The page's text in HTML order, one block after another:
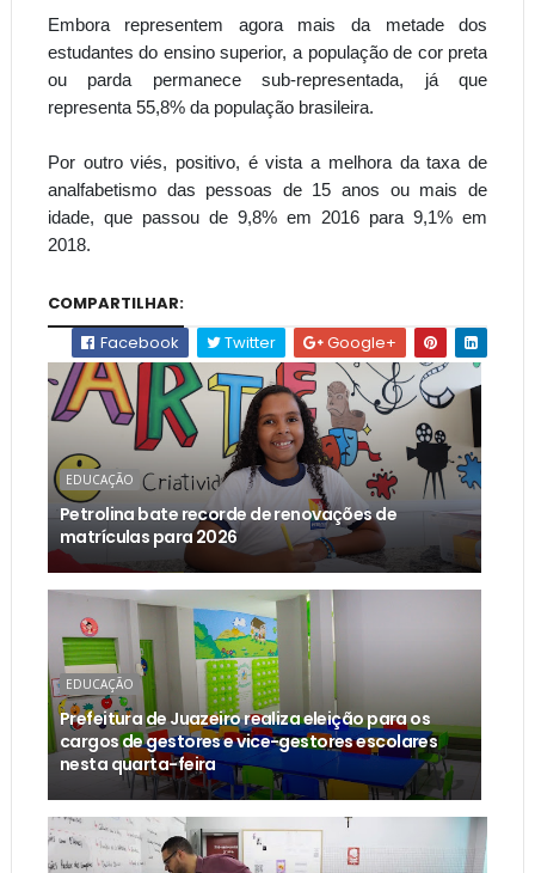
Embora representem agora mais da metade dos
estudantes do ensino superior, a população de cor preta
ou parda permanece sub-representada, já que
representa 55,8% da população brasileira.
Por outro viés, positivo, é vista a melhora da taxa de
analfabetismo das pessoas de 15 anos ou mais de
idade, que passou de 9,8% em 2016 para 9,1% em
2018.
COMPARTILHAR:
Facebook
Twitter Google+
EDUCAÇÃO
Petrolina bate recorde de renovações de
matrículas para 2026
EDUCAÇÃO
Prefeitura de Juazeiro realiza eleição para os
cargos de gestores e vice-gestores escolares
nesta quarta-feira